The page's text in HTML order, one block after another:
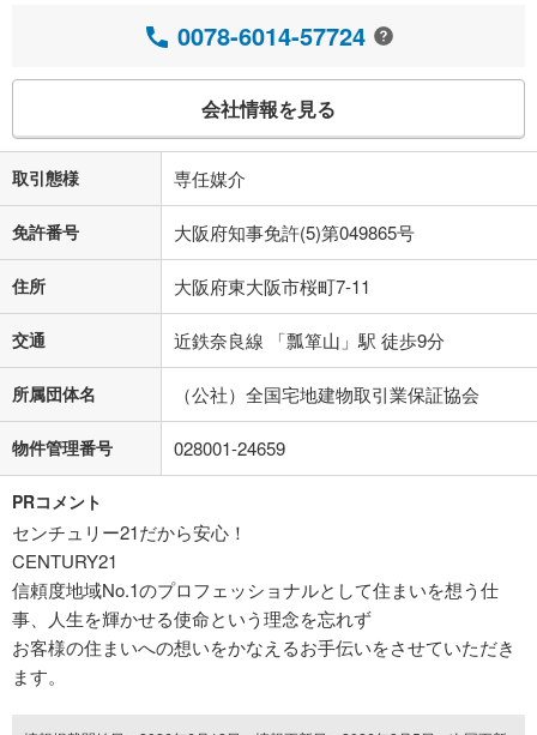
0078-6014-57724
会社情報を見る
取引態様 専任媒介
免許番号 大阪府知事免許(5)第049865号
住所 大阪府東大阪市桜町7-11
交通 近鉄奈良線 「瓢箪山」駅 徒歩9分
所属団体名 （公社）全国宅地建物取引業保証協会
物件管理番号 028001-24659
PRコメント
センチュリー21だから安心！
CENTURY21
信頼度地域No.1のプロフェッショナルとして住まいを想う仕
事、人生を輝かせる使命という理念を忘れず
お客様の住まいへの想いをかなえるお手伝いをさせていただき
ます。